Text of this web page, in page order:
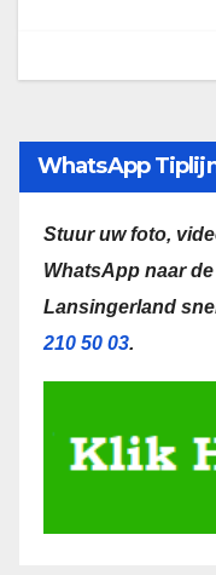
WhatsApp
Stuur uw foto,
WhatsApp naar
Lansingerland
210 50 03.